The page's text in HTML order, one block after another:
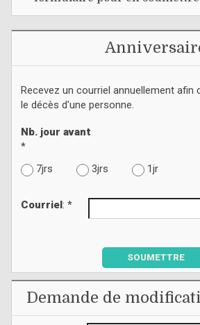
Recevez un courriel annuellement afin
le décès d'une personne.
Nb. jour avant
*
7jrs
3jrs 1jr
Courriel : *
SOUMETTRE
Demande de